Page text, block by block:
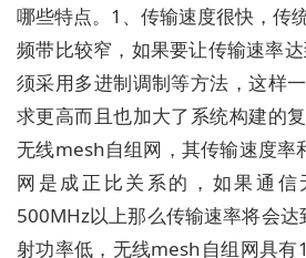
哪些特点。1、传输速度很快，传
频带比较窄，如果要让传输速率
须采用多进制调制等方法，这样
求更高而且也加大了系统构建的
无线mesh自组网，其传输速度率
网是成正比关系的，如果通信
500MHz以上那么传输速率将会
射功率低，无线mesh自组网具有